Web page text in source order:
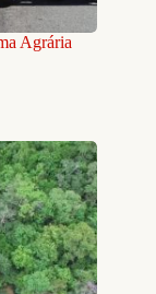
Agrária